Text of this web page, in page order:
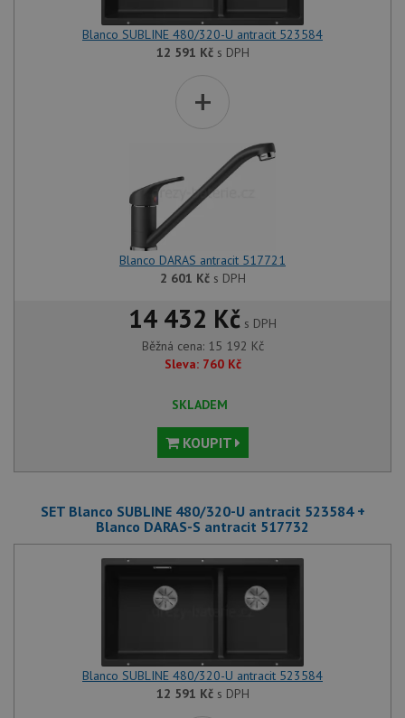
Blanco SUBLINE 480/320-U antracit 523584
12 591 Kčs DPH
+
Blanco DARAS antracit 517721
2 601 Kčs DPH
14 432 Kč s DPH
Běžná cena: 15 192 Kč
Sleva: 760 Kč
SKLADEM
KOUPIT
SET Blanco SUBLINE 480/320-U antracit 523584 +
Blanco DARAS-S antracit 517732
Blanco SUBLINE 480/320-U antracit 523584
12 591 Kčs DPH